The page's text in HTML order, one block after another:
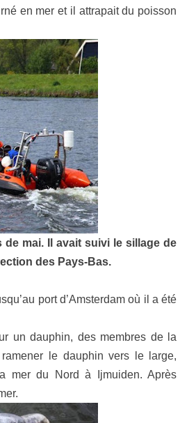
en mer et il attrapait du poisson
mai. Il avait suivi le sillage de
des Pays-Bas.
port d’Amsterdam où il a été
un dauphin, des membres de la
le dauphin vers le large,
mer du Nord à Ijmuiden. Après